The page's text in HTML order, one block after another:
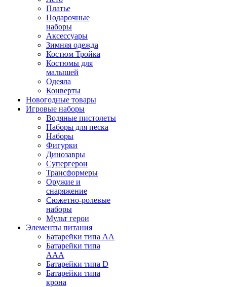
Платье
Подарочные
наборы
Аксессуары
Зимняя одежда
Костюм Тройка
Костюмы для
малышей
Одеяла
Конверты
Новогодные товары
Игровые наборы
Водяные пистолеты
Наборы для песка
Наборы
Фигурки
Динозавры
Супергерои
Трансформеры
Оружие и
снаряжение
Сюжетно-ролевые
наборы
Мульт герои
Элементы питания
Батарейки типа АА
Батарейки типа
ААА
Батарейки типа D
Батарейки типа
крона